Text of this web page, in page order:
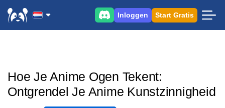
Inloggen Start Gratis
Hoe Je Anime Ogen Tekent:
Ontgrendel Je Anime Kunstzinnigheid